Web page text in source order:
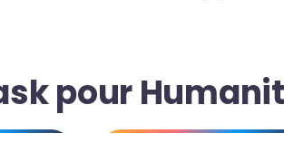
pour